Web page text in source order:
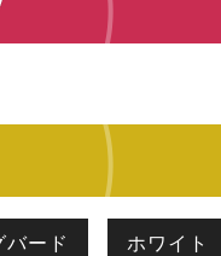
バード ホワイト